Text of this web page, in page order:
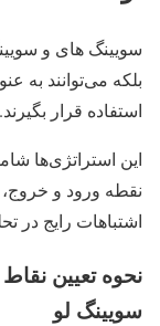
سویینگ های و
بلکه می‌توانند به
استفاده قرار بگیرند.
این استراتژی‌ها
نقطه ورود و
اشتباهات رایج در
نحوه تعیین
سویینگ لو